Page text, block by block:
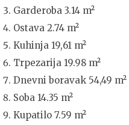
Garderoba 3.14 m²
Ostava 2.74 m²
Kuhinja 19,61 m²
Trpezarija 19.98 m²
Dnevni boravak 54,49 m²
Soba 14.35 m²
Kupatilo 7.59 m²